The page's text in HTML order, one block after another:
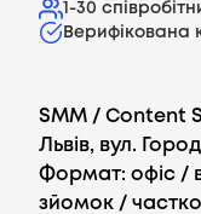
1-30
Верифікована
SMM / Content
Львів, вул.
Формат: офіс /
зйомок /